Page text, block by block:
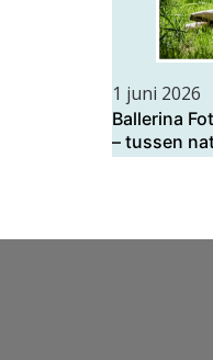
1 juni 2026
Ballerina
– tussen